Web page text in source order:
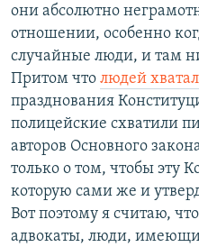
они абсолютно
отношении, особенно
случайные люди, и там
Притом что людей
празднования
полицейские схватили
авторов Основного
только о том, чтобы эту
которую сами же и
Вот поэтому я считаю,
адвокаты, люди,